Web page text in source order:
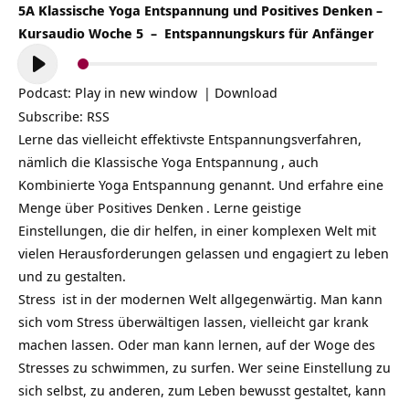
5A Klassische Yoga Entspannung und Positives Denken –
Kursaudio Woche 5 – Entspannungskurs für Anfänger
Audio-
Player
Podcast: Play in new window | Download
Subscribe: RSS
Lerne das vielleicht effektivste Entspannungsverfahren,
nämlich die Klassische Yoga Entspannung , auch
Kombinierte Yoga Entspannung genannt. Und erfahre eine
Menge über Positives Denken . Lerne geistige
Einstellungen, die dir helfen, in einer komplexen Welt mit
vielen Herausforderungen gelassen und engagiert zu leben
und zu gestalten.
Stress ist in der modernen Welt allgegenwärtig. Man kann
sich vom Stress überwältigen lassen, vielleicht gar krank
machen lassen. Oder man kann lernen, auf der Woge des
Stresses zu schwimmen, zu surfen. Wer seine Einstellung zu
sich selbst, zu anderen, zum Leben bewusst gestaltet, kann